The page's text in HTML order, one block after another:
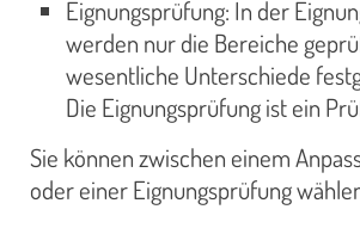
Eignungsprüfung: In der
werden nur die Bereiche
wesentliche Unterschiede
Die Eignungsprüfung ist ein
Sie können zwischen einem
oder einer Eignungsprüfung